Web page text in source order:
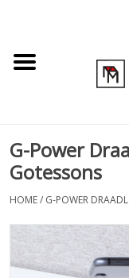
G-Power
Gotessons
HOME/ G-POWER